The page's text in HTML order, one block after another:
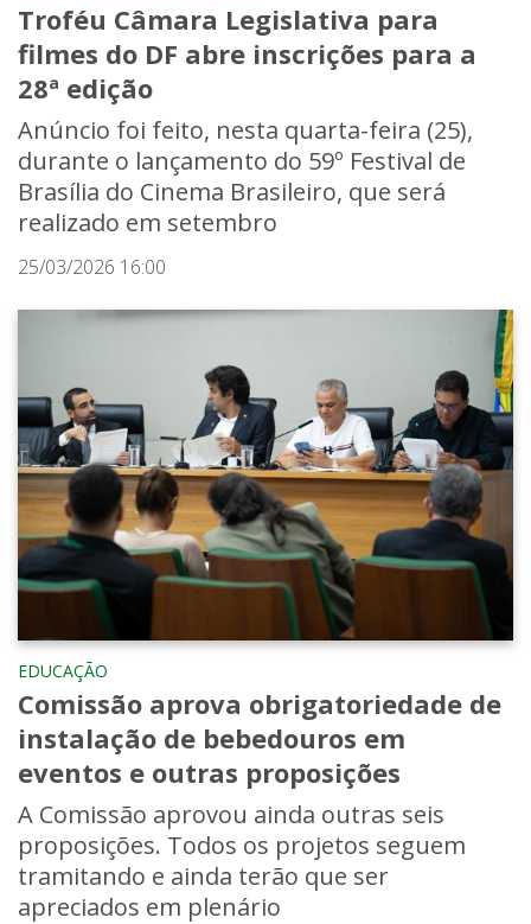
Troféu Câmara Legislativa para
filmes do DF abre inscrições para a
28ª edição
Anúncio foi feito, nesta quarta-feira (25),
durante o lançamento do 59º Festival de
Brasília do Cinema Brasileiro, que será
realizado em setembro
25/03/2026 16:00
EDUCAÇÃO
Comissão aprova obrigatoriedade de
instalação de bebedouros em
eventos e outras proposições
A Comissão aprovou ainda outras seis
proposições. Todos os projetos seguem
tramitando e ainda terão que ser
apreciados em plenário